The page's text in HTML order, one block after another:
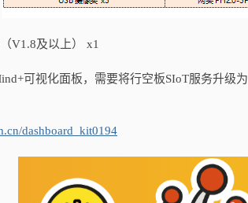
V1.8及以上） x1
可视化面板，需要将行空板SIoT服务升级
dashboard_kit0194